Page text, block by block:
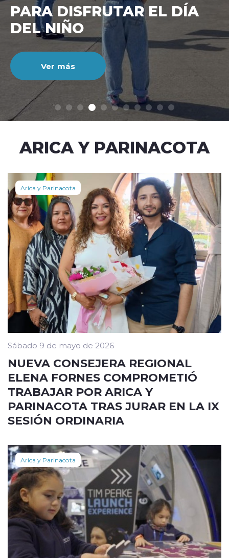
modo claro
CIENTO DURANTE EL MES
DE JULIO
Ver más
ARICA Y PARINACOTA
Arica y Parinacota
Sábado 9 de mayo de 2026
NUEVA CONSEJERA REGIONAL
ELENA FORNES COMPROMETIÓ
TRABAJAR POR ARICA Y
PARINACOTA TRAS JURAR EN LA IX
SESIÓN ORDINARIA
Arica y Parinacota